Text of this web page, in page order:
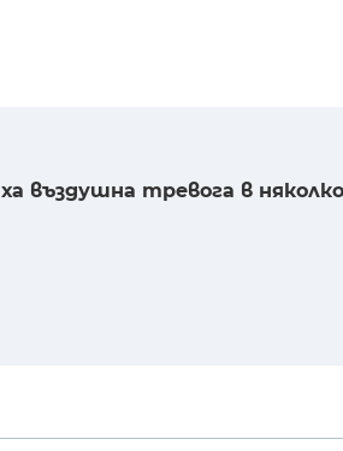
въздушна тревога в